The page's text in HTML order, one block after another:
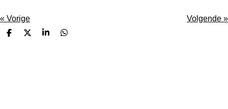
« Vorige Volgende »
D
D
S
D